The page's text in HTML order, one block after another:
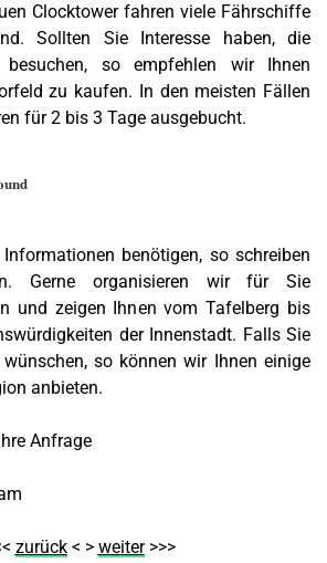
Clocktower fahren viele Fährschiffe
Sollten Sie Interesse haben, die
besuchen, so empfehlen wir Ihnen
zu kaufen. In den meisten Fällen
für 2 bis 3 Tage ausgebucht.
benötigen, so schreiben
Gerne organisieren wir für Sie
und zeigen Ihnen vom Tafelberg bis
der Innenstadt. Falls Sie
so können wir Ihnen einige
anbieten.
Anfrage
zurück< > weiter>>>